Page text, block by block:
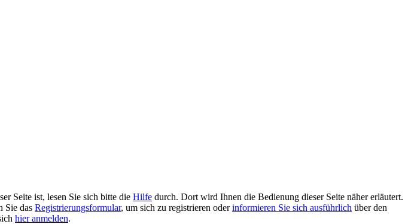
Seite ist, lesen Sie sich bitte die Hilfe durch. Dort wird Ihnen die Bedienung dieser Seite näher erläutert.
Sie das Registrierungsformular, um sich zu registrieren oderinformieren Sie sich ausführlich über den
hier anmelden.